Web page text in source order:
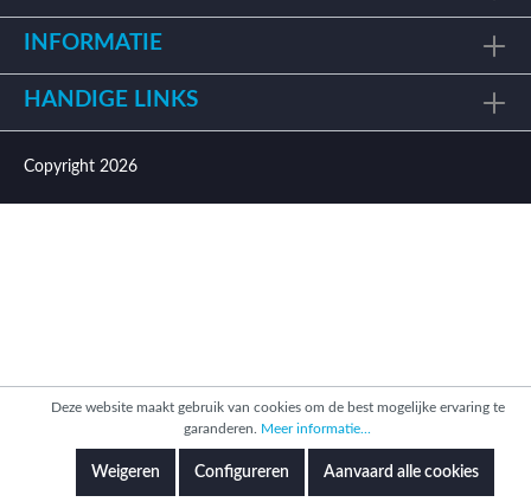
INFORMATIE
HANDIGE LINKS
Copyright 2026
Deze website maakt gebruik van cookies om de best mogelijke ervaring te
garanderen. Meer informatie...
Weigeren Configureren Aanvaard alle cookies